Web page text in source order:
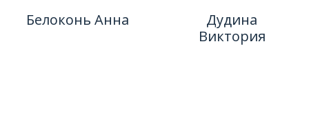
Белоконь Анна
Дудина
Виктория